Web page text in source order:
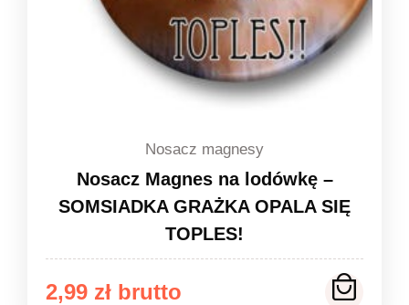
Nosacz magnesy
Nosacz Magnes na lodówkę –
SOMSIADKA GRAŻKA OPALA SIĘ
TOPLES!
2,99 zł